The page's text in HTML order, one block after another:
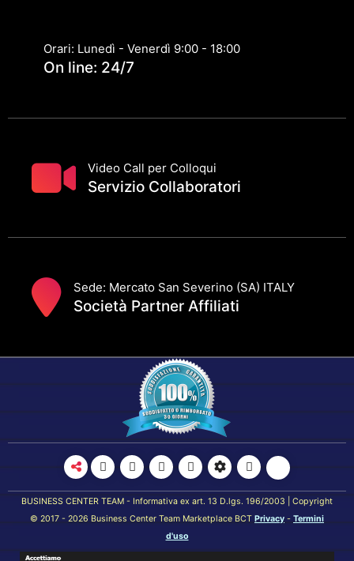
Orari: Lunedì - Venerdì 9:00 - 18:00
On line: 24/7
Video Call per Colloqui
Servizio Collaboratori
Sede: Mercato San Severino (SA) ITALY
Società Partner Affiliati
BUSINESS CENTER TEAM - Informativa ex art. 13 D.lgs. 196/2003 | Copyright
© 2017 - 2026 Business Center Team Marketplace BCT Privacy - Termini
d'uso